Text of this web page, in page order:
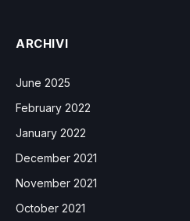
ARCHIVI
June 2025
February 2022
January 2022
December 2021
November 2021
October 2021